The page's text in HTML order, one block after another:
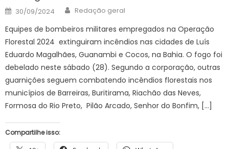
Posted
on
30/09/2024 Author
Redação geral
Equipes de bombeiros militares empregados na Operação
Florestal 2024 extinguiram incêndios nas cidades de Luís
Eduardo Magalhães, Guanambi e Cocos, na Bahia. O fogo foi
debelado neste sábado (28). Segundo a corporação, outras
guarnições seguem combatendo incêndios florestais nos
municípios de Barreiras, Buritirama, Riachão das Neves,
Formosa do Rio Preto, Pilão Arcado, Senhor do Bonfim, […]
Compartilhe isso: